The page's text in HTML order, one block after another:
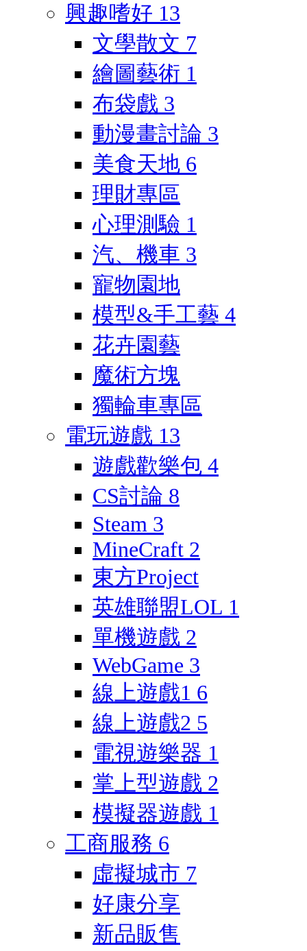
興趣嗜好 13
文學散文 7
繪圖藝術 1
布袋戲 3
動漫畫討論 3
美食天地 6
理財專區
心理測驗 1
汽、機車 3
寵物園地
模型&手工藝 4
花卉園藝
魔術方塊
獨輪車專區
電玩遊戲 13
遊戲歡樂包 4
CS討論 8
Steam 3
MineCraft 2
東方Project
英雄聯盟LOL 1
單機遊戲 2
WebGame 3
線上遊戲1 6
線上遊戲2 5
電視遊樂器 1
掌上型遊戲 2
模擬器遊戲 1
工商服務 6
虛擬城市 7
好康分享
新品販售